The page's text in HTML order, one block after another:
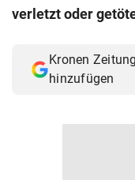
verletzt oder
Kronen
hinzufügen